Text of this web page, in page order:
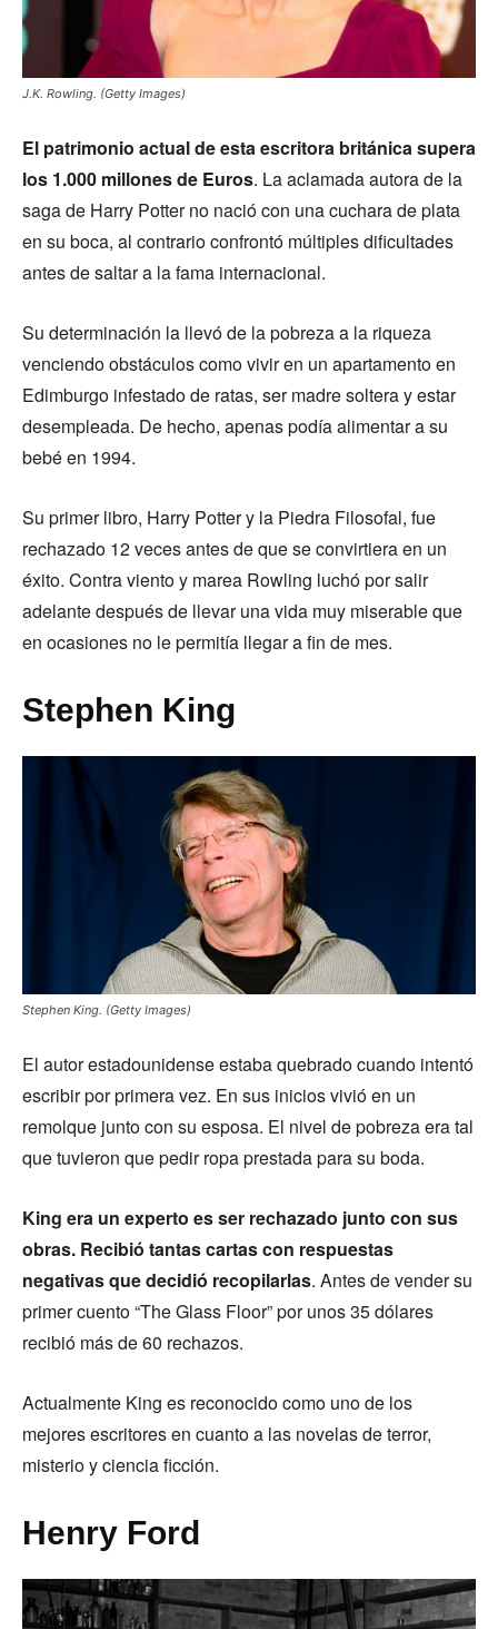
J.K. Rowling. (Getty Images)
El patrimonio actual de esta escritora británica supera
los 1.000 millones de Euros. La aclamada autora de la
saga de Harry Potter no nació con una cuchara de plata
en su boca, al contrario confrontó múltiples dificultades
antes de saltar a la fama internacional.
Su determinación la llevó de la pobreza a la riqueza
venciendo obstáculos como vivir en un apartamento en
Edimburgo infestado de ratas, ser madre soltera y estar
desempleada. De hecho, apenas podía alimentar a su
bebé en 1994.
Su primer libro, Harry Potter y la Piedra Filosofal, fue
rechazado 12 veces antes de que se convirtiera en un
éxito. Contra viento y marea Rowling luchó por salir
adelante después de llevar una vida muy miserable que
en ocasiones no le permitía llegar a fin de mes.
Stephen King
Stephen King. (Getty Images)
El autor estadounidense estaba quebrado cuando intentó
escribir por primera vez. En sus inicios vivió en un
remolque junto con su esposa. El nivel de pobreza era tal
que tuvieron que pedir ropa prestada para su boda.
King era un experto es ser rechazado junto con sus
obras. Recibió tantas cartas con respuestas
negativas que decidió recopilarlas. Antes de vender su
primer cuento “The Glass Floor” por unos 35 dólares
recibió más de 60 rechazos.
Actualmente King es reconocido como uno de los
mejores escritores en cuanto a las novelas de terror,
misterio y ciencia ficción.
Henry Ford